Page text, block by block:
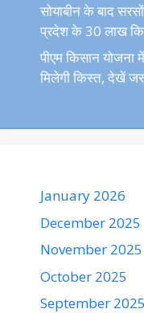
सोयाबीन के बाद
प्रदेश के 30 लाख
पीएम किसान योजना
मिलेगी किस्त, देखें
January 2026
December 2025
November 2025
October 2025
September 2025